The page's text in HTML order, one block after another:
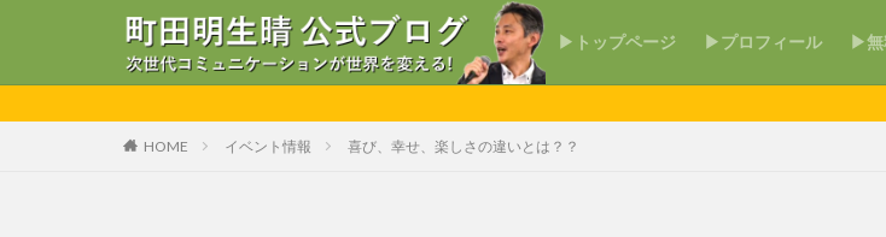
▶トップページ ▶プロフィール ▶無
HOME イベント情報 喜び、幸せ、楽しさの違いとは？？